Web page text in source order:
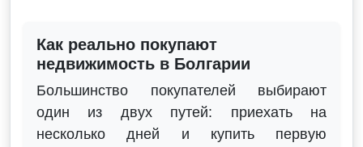
Как реально покупают
недвижимость в Болгарии
Большинство покупателей выбирают
один из двух путей: приехать на
несколько дней и купить первую